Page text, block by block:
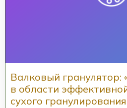
Валковый гранулятор:
в области
сухого гранулирования